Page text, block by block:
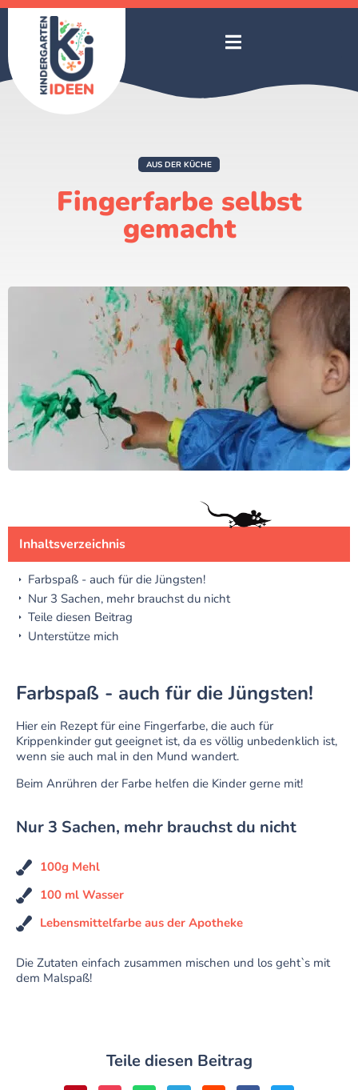
AUS DER KÜCHE
Fingerfarbe selbst
gemacht
Inhaltsverzeichnis
Farbspaß - auch für die Jüngsten!
Nur 3 Sachen, mehr brauchst du nicht
Teile diesen Beitrag
Unterstütze mich
Farbspaß - auch für die Jüngsten!
Hier ein Rezept für eine Fingerfarbe, die auch für
Krippenkinder gut geeignet ist, da es völlig unbedenklich ist,
wenn sie auch mal in den Mund wandert.
Beim Anrühren der Farbe helfen die Kinder gerne mit!
Nur 3 Sachen, mehr brauchst du nicht
100g Mehl
100 ml Wasser
Lebensmittelfarbe aus der Apotheke
Die Zutaten einfach zusammen mischen und los geht`s mit
dem Malspaß!
Teile diesen Beitrag